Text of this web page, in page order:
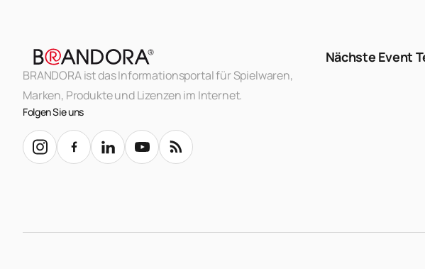
BRANDORA ist das Informationsportal für Spielwaren,
Marken, Produkte und Lizenzen im Internet.
Folgen Sie uns
Nächste Event